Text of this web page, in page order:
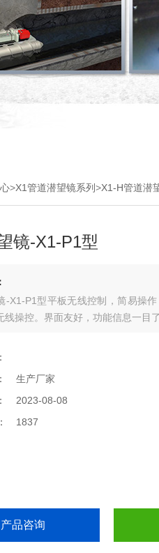
>X1管道潜望镜系列>X1-H管道潜
镜-X1-P1型
-X1-P1型平板无线控制，简易操
线操控。界面友好，功能信息一目
生产厂家
2023-08-08
1837
产品咨询